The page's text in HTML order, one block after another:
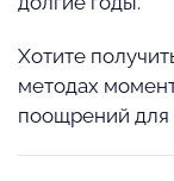
Хотите
методах
поощрений для